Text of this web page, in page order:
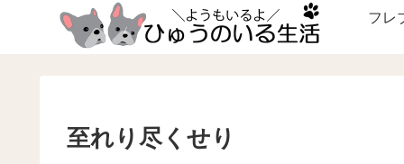
フレ
至れり尽くせり